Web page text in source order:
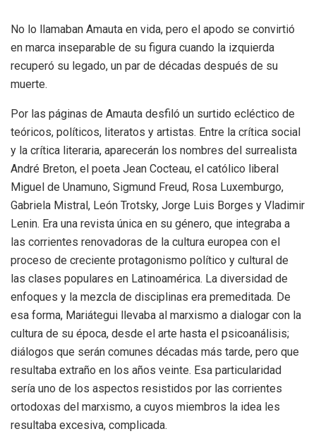
No lo llamaban Amauta en vida, pero el apodo se convirtió
en marca inseparable de su figura cuando la izquierda
recuperó su legado, un par de décadas después de su
muerte.
Por las páginas de Amauta desfiló un surtido ecléctico de
teóricos, políticos, literatos y artistas. Entre la crítica social
y la crítica literaria, aparecerán los nombres del surrealista
André Breton, el poeta Jean Cocteau, el católico liberal
Miguel de Unamuno, Sigmund Freud, Rosa Luxemburgo,
Gabriela Mistral, León Trotsky, Jorge Luis Borges y Vladimir
Lenin. Era una revista única en su género, que integraba a
las corrientes renovadoras de la cultura europea con el
proceso de creciente protagonismo político y cultural de
las clases populares en Latinoamérica. La diversidad de
enfoques y la mezcla de disciplinas era premeditada. De
esa forma, Mariátegui llevaba al marxismo a dialogar con la
cultura de su época, desde el arte hasta el psicoanálisis;
diálogos que serán comunes décadas más tarde, pero que
resultaba extraño en los años veinte. Esa particularidad
sería uno de los aspectos resistidos por las corrientes
ortodoxas del marxismo, a cuyos miembros la idea les
resultaba excesiva, complicada.